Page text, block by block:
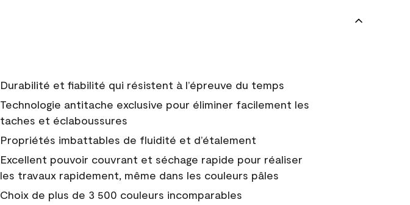
Durabilité et fiabilité qui résistent à l’épreuve du temps
Technologie antitache exclusive pour éliminer facilement les
taches et éclaboussures
Propriétés imbattables de fluidité et d’étalement
Excellent pouvoir couvrant et séchage rapide pour réaliser
les travaux rapidement, même dans les couleurs pâles
Choix de plus de 3 500 couleurs incomparables